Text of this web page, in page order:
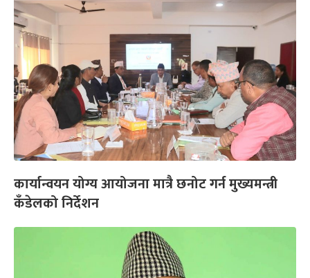
कार्यान्वयन योग्य आयोजना मात्रै छनोट गर्न मुख्यमन्त्री
कँडेलको निर्देशन